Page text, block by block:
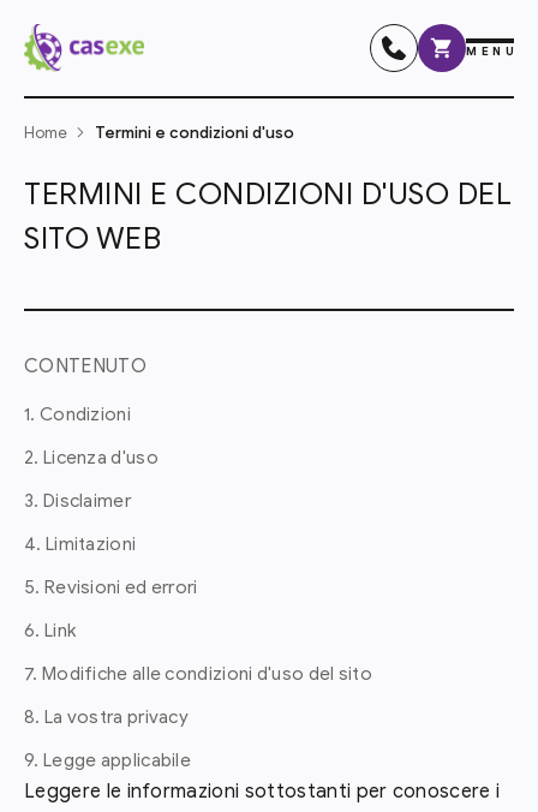
MENU
Home Termini e condizioni d'uso
TERMINI E CONDIZIONI D'USO DEL
SITO WEB
Leggere le informazioni sottostanti per conoscere i
CONTENUTO
1. Condizioni
2. Licenza d'uso
3. Disclaimer
4. Limitazioni
5. Revisioni ed errori
6. Link
7. Modifiche alle condizioni d'uso del sito
8. La vostra privacy
9. Legge applicabile